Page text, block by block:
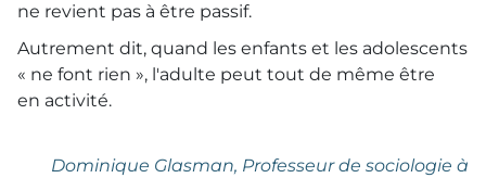
ne revient pas à être passif.
Autrement dit, quand les enfants et les adolescents
« ne font rien », l'adulte peut tout de même être
en activité.
Dominique Glasman, Professeur de sociologie à